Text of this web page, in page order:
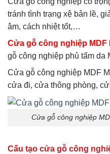
tránh tình trạng xệ bản lề,
âm, cách nhiệt tốt,…
Cửa gỗ công nghiệp MDF
gỗ công nghiệp phủ tấm da
Cửa gỗ công nghiệp MDF
cửa đi, cửa thông phòng,
Cửa gỗ công nghiệp
Cấu tạo cửa gỗ công